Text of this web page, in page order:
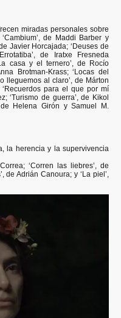
miradas personales sobre
de Maddi Barber y
Javier Horcajada; ‘Deuses de
de Iratxe Fresneda
casa y el ternero’, de Rocío
Brotman-Krass; ‘Locas del
lleguemos al claro’, de Márton
‘Recuerdos para el que por mí
‘Turismo de guerra’, de Kikol
Helena Girón y Samuel M.
la herencia y la supervivencia
‘Corren las liebres’, de
de Adrián Canoura; y ‘La piel’,